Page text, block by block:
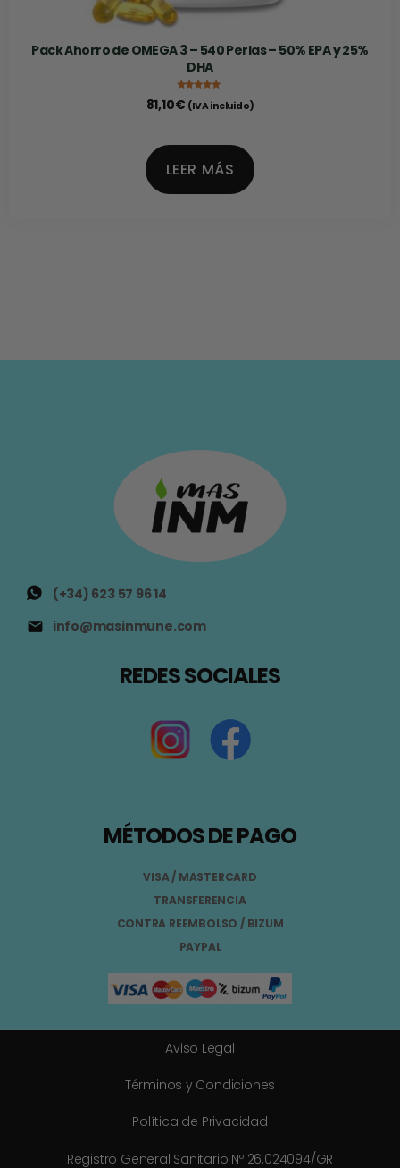
Pack Ahorro de OMEGA 3 – 540 Perlas – 50% EPA y 25%
DHA
5.00de 5
81,10€ (IVA incluido)
LEER MÁS
(+34) 623 57 96 14
info@masinmune.com
REDES SOCIALES
MÉTODOS DE PAGO
VISA / MASTERCARD
TRANSFERENCIA
CONTRA REEMBOLSO / BIZUM
PAYPAL
Aviso Legal
Términos y Condiciones
Política de Privacidad
Registro General Sanitario Nº 26.024094/GR